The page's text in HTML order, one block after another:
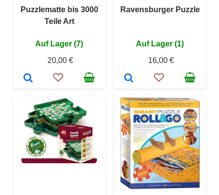
Puzzlematte bis 3000
Teile Art
Auf Lager (7)
20,00 €
Ravensburger Puzzle
Auf Lager (1)
16,00 €